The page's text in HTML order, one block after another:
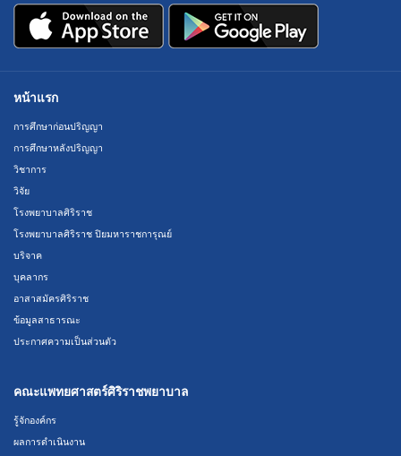
หน้าแรก
การศึกษาก่อนปริญญา
การศึกษาหลังปริญญา
วิชาการ
วิจัย
โรงพยาบาลศิริราช
โรงพยาบาลศิริราช ปิยมหาราชการุณย์
บริจาค
บุคลากร
อาสาสมัครศิริราช
ข้อมูลสาธารณะ
ประกาศความเป็นส่วนตัว
คณะแพทยศาสตร์ศิริราชพยาบาล
รู้จักองค์กร
ผลการดำเนินงาน